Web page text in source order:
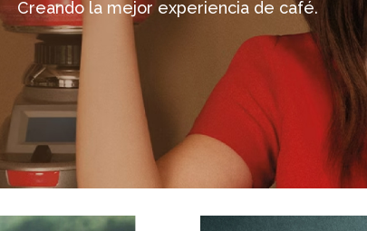
Creando la mejor experiencia de café.